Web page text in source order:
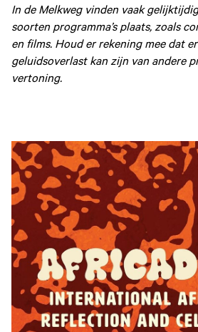
In de Melkweg vinden vaak
soorten programma’s plaats, zoals
en films. Houd er rekening mee dat
geluidsoverlast kan zijn van andere
vertoning.